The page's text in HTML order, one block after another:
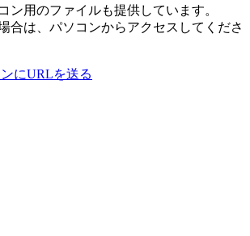
ン用のファイルも提供しています。
合は、パソコンからアクセスしてくださ
にURLを送る